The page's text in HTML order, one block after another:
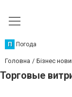
П Погода
Головна Бізнес
Торговые